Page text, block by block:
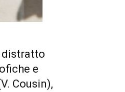
distratto
e
Cousin),